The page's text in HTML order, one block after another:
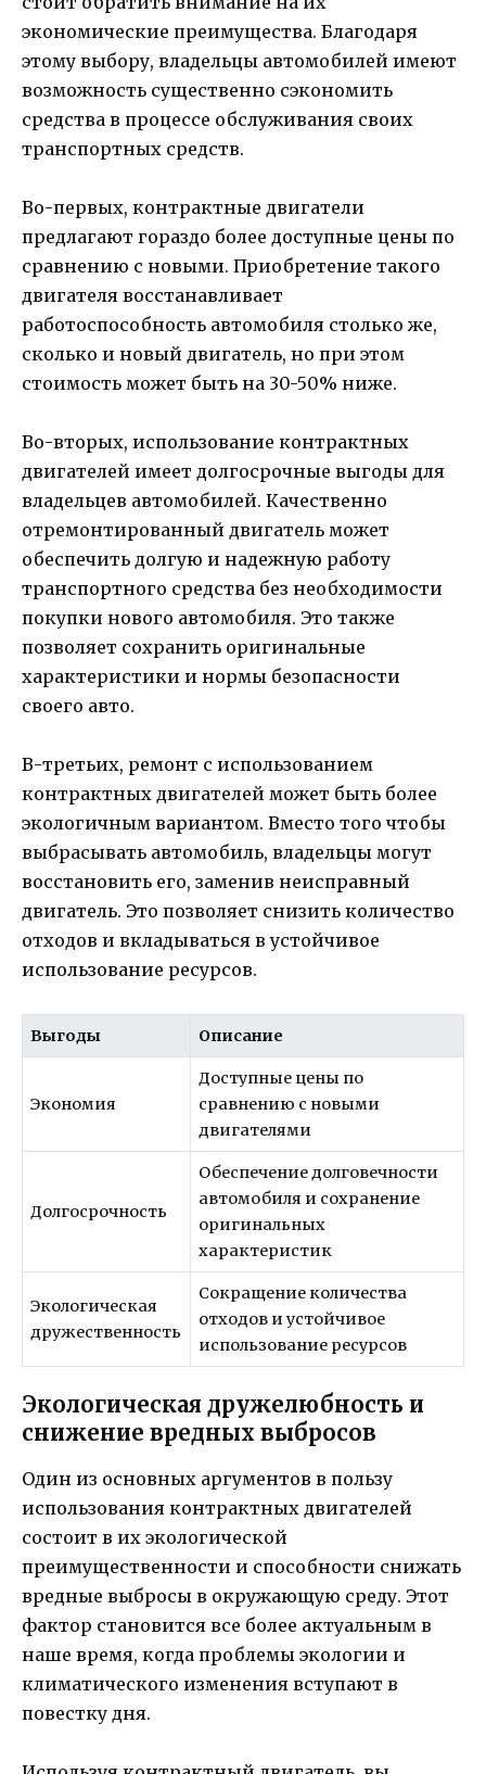
экономические преимущества. Благодаря
этому выбору, владельцы автомобилей имеют
возможность существенно сэкономить
средства в процессе обслуживания своих
транспортных средств.
Во-первых, контрактные двигатели
предлагают гораздо более доступные цены по
сравнению с новыми. Приобретение такого
двигателя восстанавливает
работоспособность автомобиля столько же,
сколько и новый двигатель, но при этом
стоимость может быть на 30-50% ниже.
Во-вторых, использование контрактных
двигателей имеет долгосрочные выгоды для
владельцев автомобилей. Качественно
отремонтированный двигатель может
обеспечить долгую и надежную работу
транспортного средства без необходимости
покупки нового автомобиля. Это также
позволяет сохранить оригинальные
характеристики и нормы безопасности
своего авто.
В-третьих, ремонт с использованием
контрактных двигателей может быть более
экологичным вариантом. Вместо того чтобы
выбрасывать автомобиль, владельцы могут
восстановить его, заменив неисправный
двигатель. Это позволяет снизить количество
отходов и вкладываться в устойчивое
использование ресурсов.
Выгоды Описание
Экономия
Доступные цены по
сравнению с новыми
двигателями
Долгосрочность
Обеспечение долговечности
автомобиля и сохранение
оригинальных
характеристик
Экологическая
дружественность
Сокращение количества
отходов и устойчивое
использование ресурсов
Экологическая дружелюбность и
снижение вредных выбросов
Один из основных аргументов в пользу
использования контрактных двигателей
состоит в их экологической
преимущественности и способности снижать
вредные выбросы в окружающую среду. Этот
фактор становится все более актуальным в
наше время, когда проблемы экологии и
климатического изменения вступают в
повестку дня.